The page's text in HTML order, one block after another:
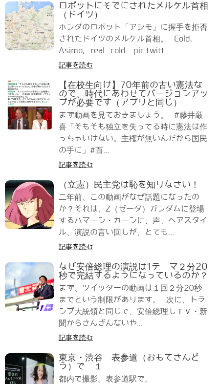
ロボットにそでにされたメルケル首相
（ドイツ）
ホンダのロボット「アシモ」に握手を拒否
されたドイツのメルケル首相。 Cold,
Asimo, real cold. pic.twitt...
記事を読む
【在校生向け】70年前の古い憲法な
ので、時代にあわせてバージョンアッ
プが必要です（アプリと同じ）
まず動画を見ておきましょう。 #藤井厳
喜「そもそも独立を失ってる時に憲法は作
っちゃいけない。主権が無いんだから国民
の手に」#百...
記事を読む
（立憲）民主党は恥を知りなさい！
二年前、この動画がなぜ話題になったの
か？それは、Z（ゼータ）ガンダムに登場
するハマーン・カーンに、声、ヘアスタイ
ル、演説の言い回しが、とても...
記事を読む
なぜ安倍総理の演説は1テーマ２分20
秒で完結するようになっているのか？
まず、ツイッターの動画は１回２分20秒
までという制限があります。 次に、トラ
ンプ大統領と同じで、安倍総理もＴＶ・新
聞からさんざんないや...
記事を読む
東京・渋谷 表参道（おもてさんど
う）で １
都内で撮影。表参道駅で。